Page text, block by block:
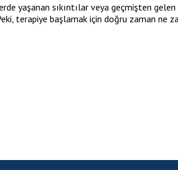
yaşanan sıkıntılar veya geçmişten gelen
terapiye başlamak için doğru zaman ne